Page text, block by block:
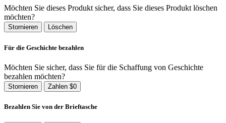
Möchten Sie dieses Produkt sicher, dass Sie dieses Produkt löschen
möchten?
Stornieren Löschen
Für die Geschichte bezahlen
Möchten Sie sicher, dass Sie für die Schaffung von Geschichte
bezahlen möchten?
Stornieren Zahlen $0
Bezahlen Sie von der Brieftasche